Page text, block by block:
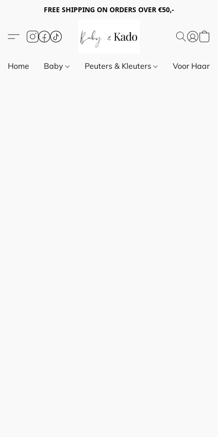
FREE SHIPPING ON ORDERS OVER €50,-
Home Baby Peuters & Kleuters Voor Haar